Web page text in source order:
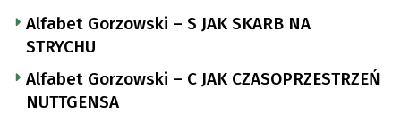
Alfabet Gorzowski – S JAK SKARB NA
STRYCHU
Alfabet Gorzowski – C JAK CZASOPRZESTRZEŃ
NUTTGENSA